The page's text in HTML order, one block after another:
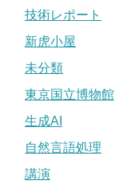
技術レポート
新虎小屋
未分類
東京国立博物館
生成AI
自然言語処理
講演